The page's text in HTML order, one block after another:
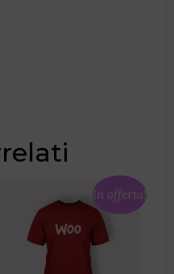
In offerta!